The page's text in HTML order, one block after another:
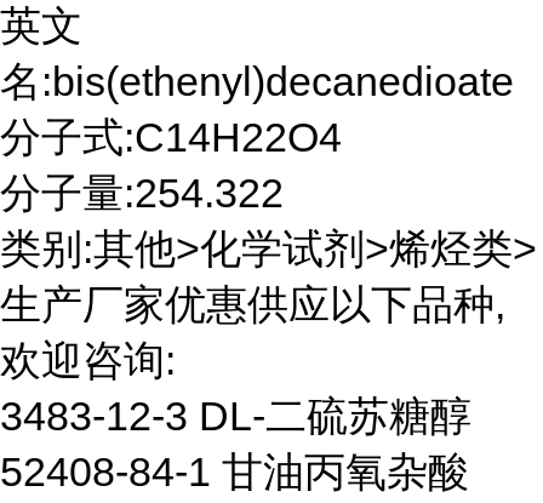
英文
名:bis(ethenyl)decanedioate
分子式:C14H22O4
分子量:254.322
类别:其他>化学试剂>烯烃类>
生产厂家优惠供应以下品种,
欢迎咨询:
3483-12-3 DL-二硫苏糖醇
52408-84-1 甘油丙氧杂酸